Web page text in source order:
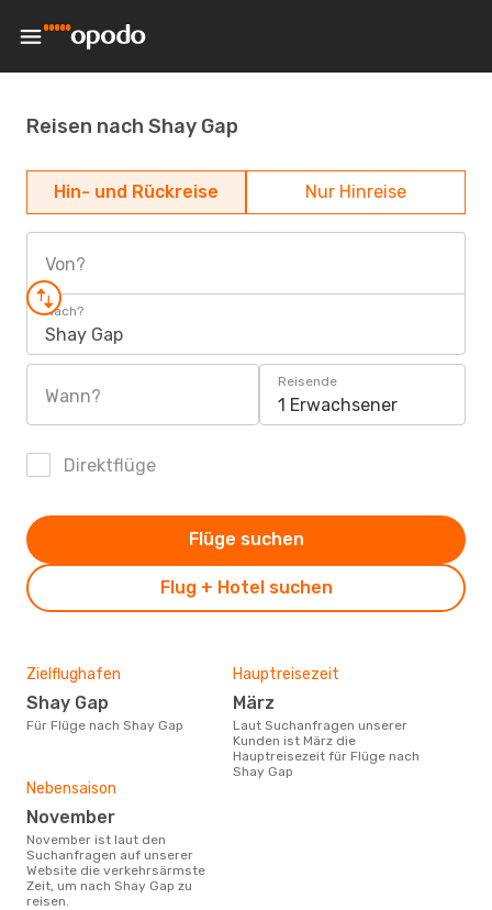
Reisen nach Shay Gap
Hin- und Rückreise Nur Hinreise
Von?
Nach?
Shay Gap
Wann?
Reisende
1 Erwachsener
Direktflüge
Flug + Hotel suchen
Flüge suchen
Zielflughafen
Shay Gap
Für Flüge nach Shay Gap
Hauptreisezeit
März
Laut Suchanfragen unserer
Kunden ist März die
Hauptreisezeit für Flüge nach
Shay Gap
Nebensaison
November
November ist laut den
Suchanfragen auf unserer
Website die verkehrsärmste
Zeit, um nach Shay Gap zu
reisen.